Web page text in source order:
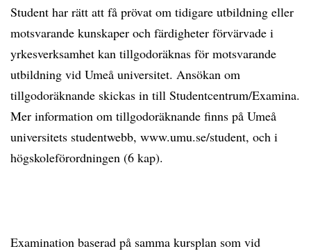
Student har rätt att få prövat om tidigare utbildning eller
motsvarande kunskaper och färdigheter förvärvade i
yrkesverksamhet kan tillgodoräknas för motsvarande
utbildning vid Umeå universitet. Ansökan om
tillgodoräknande skickas in till Studentcentrum/Examina.
Mer information om tillgodoräknande finns på Umeå
universitets studentwebb, www.umu.se/student, och i
högskoleförordningen (6 kap).
Examination baserad på samma kursplan som vid